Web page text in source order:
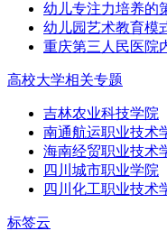
幼儿专注力培养的
幼儿园艺术教育模
重庆第三人民医院
高校大学相关专题
吉林农业科技学院
南通航运职业技术
海南经贸职业技术
四川城市职业学院
四川化工职业技术
标签云